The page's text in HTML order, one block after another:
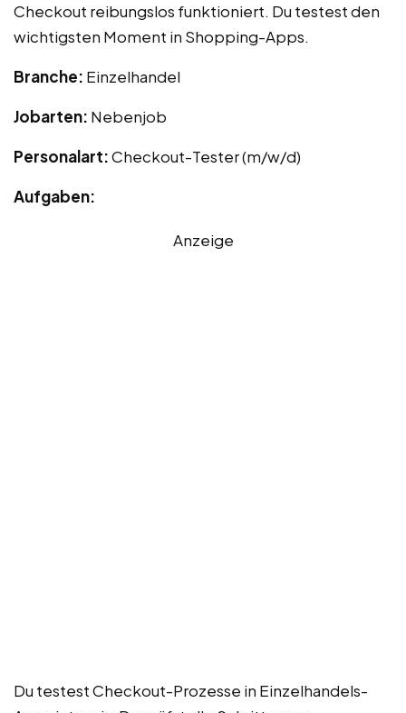
Checkout reibungslos funktioniert. Du testest den
wichtigsten Moment in Shopping-Apps.
Branche: Einzelhandel
Jobarten: Nebenjob
Personalart:Checkout-Tester (m/w/d)
Aufgaben:
Anzeige
Du testest Checkout-Prozesse in Einzelhandels-